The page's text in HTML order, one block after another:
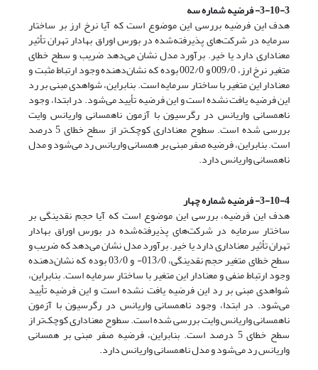
3-10-3- فرضیه شماره سه
هدف این فرضیه بررسی این موضوع است که آیا نرخ ارز بر ساختار
سرمایه در شرکت‌های پذیرفته‌شده در بورس اوراق بهادار تهران تأثیر
معناداری دارد یا خیر. برآورد مدل نشان می‌دهد ضریب و سطح خطای
متغیر نرخ ارز، 009/0 و 002/0 بوده که نشان‌دهنده وجود ارتباط مثبت و
معنادار این متغیر با ساختار سرمایه است. بنابراین، شواهدی مبنی بر رد
این فرضیه یافت نشده است و این فرضیه تأیید می‌شود. در ابتدا، وجود
ناهمسانی واریانس در رگرسیون با آزمون ناهمسانی واریانس وایت
بررسی شده است. سطوح معناداری کوچک‌تر از سطح خطای 5 درصد
است. بنابراین، فرضیه صفر مبنی بر همسانی واریانس رد می‌شود و مدل
ناهمسانی واریانس دارد.
3-10-4- فرضیه شماره چهار
هدف این فرضیه، بررسی این موضوع است که آیا حجم نقدینگی بر
ساختار سرمایه در شرکت‌های پذیرفته‌شده در بورس اوراق بهادار
تهران تأثیر معناداری دارد یا خیر. برآورد مدل نشان می‌دهد که ضریب و
سطح خطای متغیر حجم نقدینگی، 013/0- و 03/0 بوده که نشان‌دهنده
وجود ارتباط منفی و معنادار این متغیر با ساختار سرمایه است. بنابراین،
شواهدی مبنی بر رد این فرضیه یافت نشده است و این فرضیه تأیید
می‌شود. در ابتدا، وجود ناهمسانی واریانس در رگرسیون با آزمون
ناهمسانی واریانس وایت بررسی شده است. سطوح معناداری کوچک‌تر از
سطح خطای 5 درصد است. بنابراین، فرضیه صفر مبنی بر همسانی
واریانس رد می‌شود و مدل ناهمسانی واریانس دارد.